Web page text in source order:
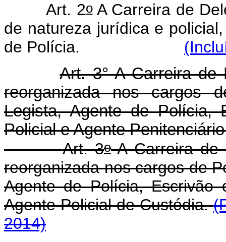
Art. 2oA Carreira de
de natureza jurídica e
de Polícia.
Art. 3° A Carreira de
reorganizada nos cargos
Legista, Agente de Polícia,
Policial e Agente
Art. 3oA Carreira de
reorganizada nos cargos de
Agente de Polícia, Escrivão
Agente Policial de Custódia.
2014)